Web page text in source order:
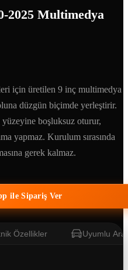
2025 Multimedya
için üretilen 9 inç multimedya
düzgün biçimde yerleştirir.
yüzeyine boşluksuz oturur,
yapmaz. Kurulum sırasında
gerek kalmaz.
ile Sipariş Ver
Özellikler Uyumlu